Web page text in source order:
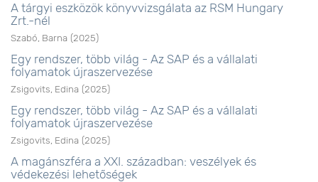
A tárgyi eszközök könyvvizsgálata az RSM Hungary
Zrt.-nél
Szabó, Barna (2025)
Egy rendszer, több világ - Az SAP és a vállalati
folyamatok újraszervezése
Zsigovits, Edina (2025)
Egy rendszer, több világ - Az SAP és a vállalati
folyamatok újraszervezése
Zsigovits, Edina (2025)
A magánszféra a XXI. században: veszélyek és
védekezési lehetőségek